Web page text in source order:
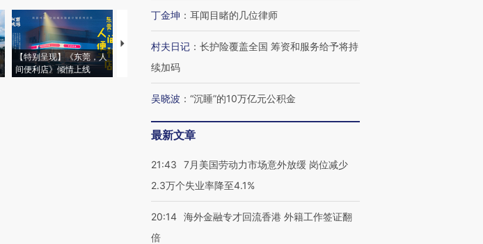
【特别呈现】《东莞，人
间便利店》倾情上线
【推广】走进第四届链博
【商旅对话】华住集团
丁金坤 ： 耳闻目睹的几位律师
村夫日记 ： 长护险覆盖全国 筹资和服务给予将持
续加码
吴晓波 ： “沉睡”的10万亿元公积金
最新文章
21:43
7月美国劳动力市场意外放缓 岗位减少
2.3万个失业率降至4.1%
20:14 海外金融专才回流香港 外籍工作签证翻
倍